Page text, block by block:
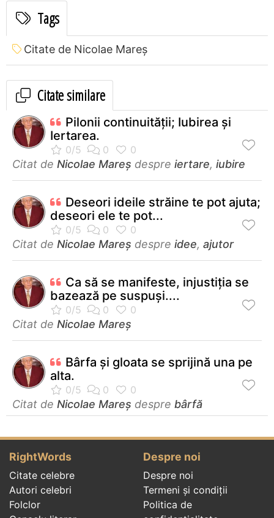
Tags
Citate de Nicolae Mareș
Citate similare
Pilonii continuității; Iubirea şi
Iertarea.
Citat de Nicolae Mareș despre iertare, iubire
Deseori ideile străine te pot ajuta;
deseori ele te pot...
Citat de Nicolae Mareș despre idee, ajutor
Ca să se manifeste, injustiţia se
bazează pe suspuşi....
Citat de Nicolae Mareș
Bârfa și gloata se sprijină una pe
alta.
Citat de Nicolae Mareș despre bârfă
RightWords
Citate celebre
Autori celebri
Folclor
Despre noi
Despre noi
Termeni și condiții
Politica de